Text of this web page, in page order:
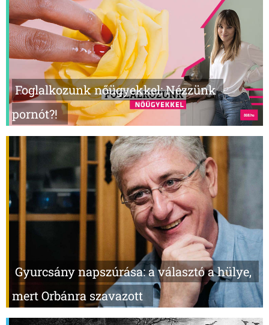
Foglalkozunk nőügyekkel: Nézzünk
pornót?!
Gyurcsány napszúrása: a választó a hülye,
mert Orbánra szavazott